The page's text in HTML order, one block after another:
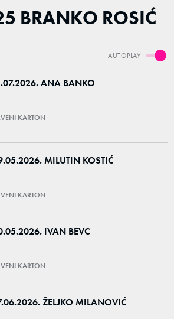
BRANKO ROSIĆ
AUTOPLAY
ANA BANKO
KARTON
MILUTIN KOSTIĆ
KARTON
IVAN BEVC
KARTON
ŽELJKO MILANOVIĆ